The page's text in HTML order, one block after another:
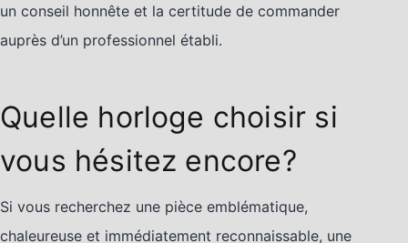
un conseil honnête et la certitude de commander
auprès d’un professionnel établi.
Quelle horloge choisir si
vous hésitez encore?
Si vous recherchez une pièce emblématique,
chaleureuse et immédiatement reconnaissable, une